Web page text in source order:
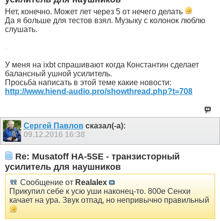
Нет, конечно. Может лет через 5 от нечего делать
Да я больше для тестов взял. Музыку с колонок люблю
слушать.
-
У меня на ixbt спрашивают когда Константин сделает
балансный ушной усилитель.
Просьба написать в этой теме какие новости:
http://www.hiend-audio.pro/showthread.php?t=708
Сергей Павловсказал(-а):
09.12.2016 16:38
Re: Musatoff HA-5SE - транзисторный
усилитель для наушников
Сообщение от Realalex
Прикупил себе к усю уши наконец-то. 800е Сенхи
качает на ура. Звук отпад, но непривычно правильный